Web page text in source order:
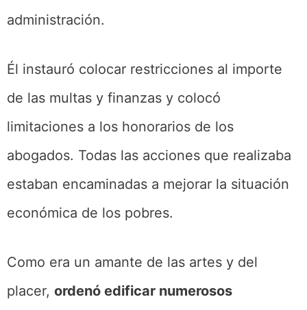
administración.
Él instauró colocar restricciones al importe
de las multas y finanzas y colocó
limitaciones a los honorarios de los
abogados. Todas las acciones que realizaba
estaban encaminadas a mejorar la situación
económica de los pobres.
Como era un amante de las artes y del
placer, ordenó edificar numerosos